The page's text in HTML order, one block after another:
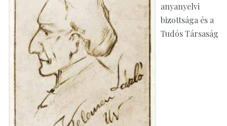
anyanyelvi
bizottsága és a
Tudós Társaság